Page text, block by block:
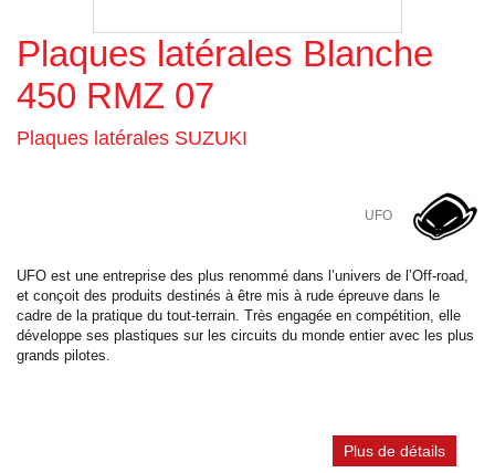
Agrandir l'image
Plaques latérales Blanche
450 RMZ 07
Plaques latérales SUZUKI
UFO
UFO est une entreprise des plus renommé dans l’univers de l’Off-road,
et conçoit des produits destinés à être mis à rude épreuve dans le
cadre de la pratique du tout-terrain. Très engagée en compétition, elle
développe ses plastiques sur les circuits du monde entier avec les plus
grands pilotes.
Plus de détails